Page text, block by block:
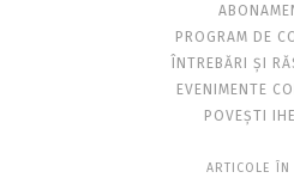
PROGRAM DE
ÎNTREBĂRI ȘI
EVENIMENTE
POVEȘTI
ARTICOLE ÎN